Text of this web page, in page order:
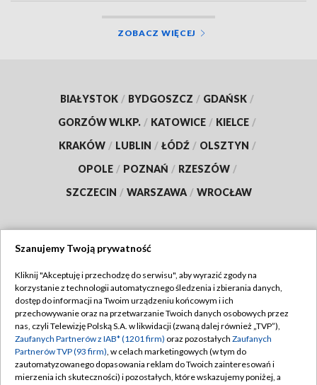
ZOBACZ WIĘCEJ
BIAŁYSTOK / BYDGOSZCZ / GDAŃSK /
GORZÓW WLKP. / KATOWICE / KIELCE /
KRAKÓW / LUBLIN / ŁÓDŹ / OLSZTYN /
OPOLE / POZNAŃ / RZESZÓW /
SZCZECIN / WARSZAWA / WROCŁAW
TVP
Abonament TVP
Emisja w TVP
Centrum informacji TVP
Naziemna Telewizja Cyfrowa
Regulamin TVP
Polityka prywatności
Moje zgody
Szanujemy Twoją prywatność
Kliknij "Akceptuję i przechodzę do serwisu", aby wyrazić zgody na
korzystanie z technologii automatycznego śledzenia i zbierania danych,
dostęp do informacji na Twoim urządzeniu końcowym i ich
przechowywanie oraz na przetwarzanie Twoich danych osobowych przez
nas, czyli Telewizję Polską S.A. w likwidacji (zwaną dalej również „TVP”),
Zaufanych Partnerów z IAB* (1201 firm) oraz pozostałych Zaufanych
Partnerów TVP (93 firm), w celach marketingowych (w tym do
zautomatyzowanego dopasowania reklam do Twoich zainteresowań i
mierzenia ich skuteczności) i pozostałych, które wskazujemy poniżej, a